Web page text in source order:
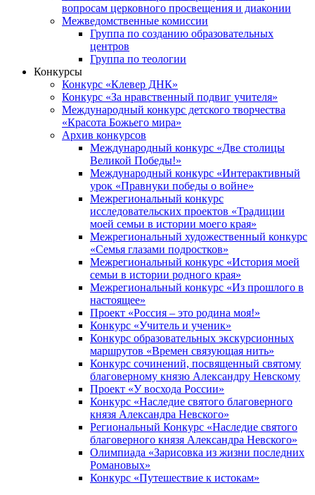
вопросам церковного просвещения и диаконии
Межведомственные комиссии
Группа по созданию образовательных
центров
Группа по теологии
Конкурсы
Конкурс «Клевер ДНК»
Конкурс «За нравственный подвиг учителя»
Международный конкурс детского творчества
«Красота Божьего мира»
Архив конкурсов
Международный конкурс «Две столицы
Великой Победы!»
Международный конкурс «Интерактивный
урок «Правнуки победы о войне»
Межрегиональный конкурс
исследовательских проектов «Традиции
моей семьи в истории моего края»
Межрегиональный художественный конкурс
«Семья глазами подростков»
Межрегиональный конкурс «История моей
семьи в истории родного края»
Межрегиональный конкурс «Из прошлого в
настоящее»
Проект «Россия – это родина моя!»
Конкурс «Учитель и ученик»
Конкурс образовательных экскурсионных
маршрутов «Времен связующая нить»
Конкурс сочинений, посвященный святому
благоверному князю Александру Невскому
Проект «У восхода России»
Конкурс «Наследие святого благоверного
князя Александра Невского»
Региональный Конкурс «Наследие святого
благоверного князя Александра Невского»
Олимпиада «Зарисовка из жизни последних
Романовых»
Конкурс «Путешествие к истокам»